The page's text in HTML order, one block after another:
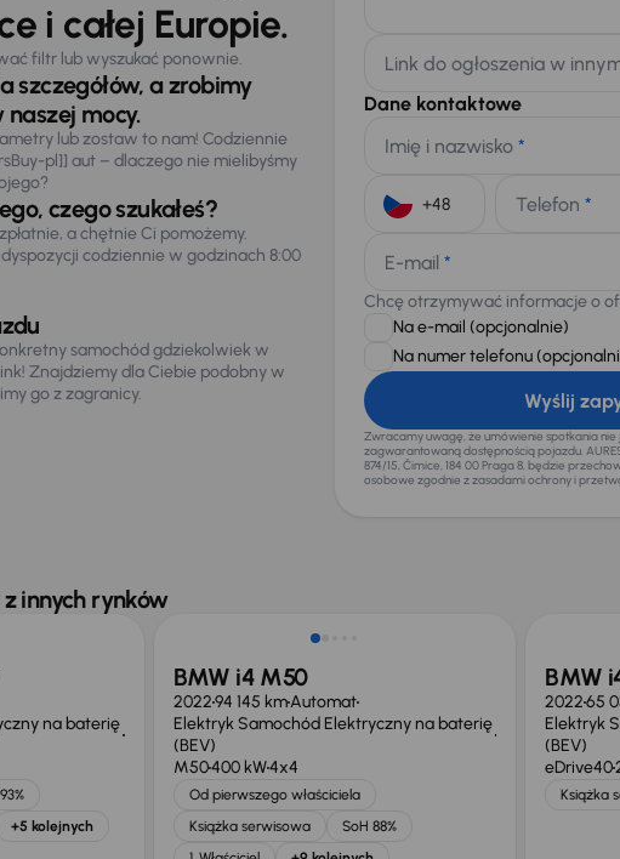
i całej Europie.
filtr lub wyszukać ponownie.
szczegółów, a zrobimy
mocy.
lub zostaw to nam! Codziennie
pl]] aut – dlaczego nie mielibyśmy
czego szukałeś?
a chętnie Ci pomożemy.
codziennie w godzinach 8:00
samochód gdziekolwiek w
Znajdziemy dla Ciebie podobny w
go z zagranicy.
Link do ogłoszenia w
Dane kontaktowe
Imię i nazwisko *
Telefon *
E-mail *
Chcę otrzymywać informacje o
Na e-mail (opcjonalnie)
Na numer telefonu
Wyślij
Zwracamy uwagę, że umówienie spotkania
zagwarantowaną dostępnością pojazdu.
874/15, Čimice, 184 00 Praga 8, będzie
osobowe zgodnie z zasadami ochrony i
innych rynków
na baterię
+5 kolejnych
BMW i4 M50
202294 145 kmAutomat
Elektryk Samochód Elektryczny na baterię
(BEV)
M50400 kW4x4
Od pierwszego właściciela
Książka serwisowa
SoH 88%
BMW
202265
Elektryk
(BEV)
eDrive40
Książka